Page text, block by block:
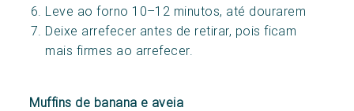
Leve ao forno 10–12 minutos, até dourarem
Deixe arrefecer antes de retirar, pois ficam
mais firmes ao arrefecer.
Muffins de banana e aveia